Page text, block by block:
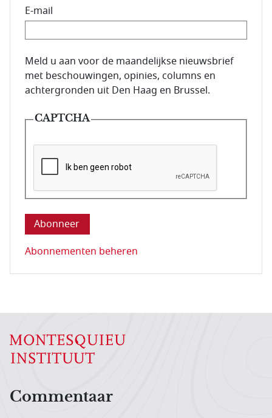
E-mail
E-mailadres van de abonnee.
Meld u aan voor de maandelijkse nieuwsbrief
met beschouwingen, opinies, columns en
achtergronden uit Den Haag en Brussel.
CAPTCHA
Deze vraag is om te controleren dat u een mens
Abonnementen beheren
Hoofdnavigatiemenu
Commentaar